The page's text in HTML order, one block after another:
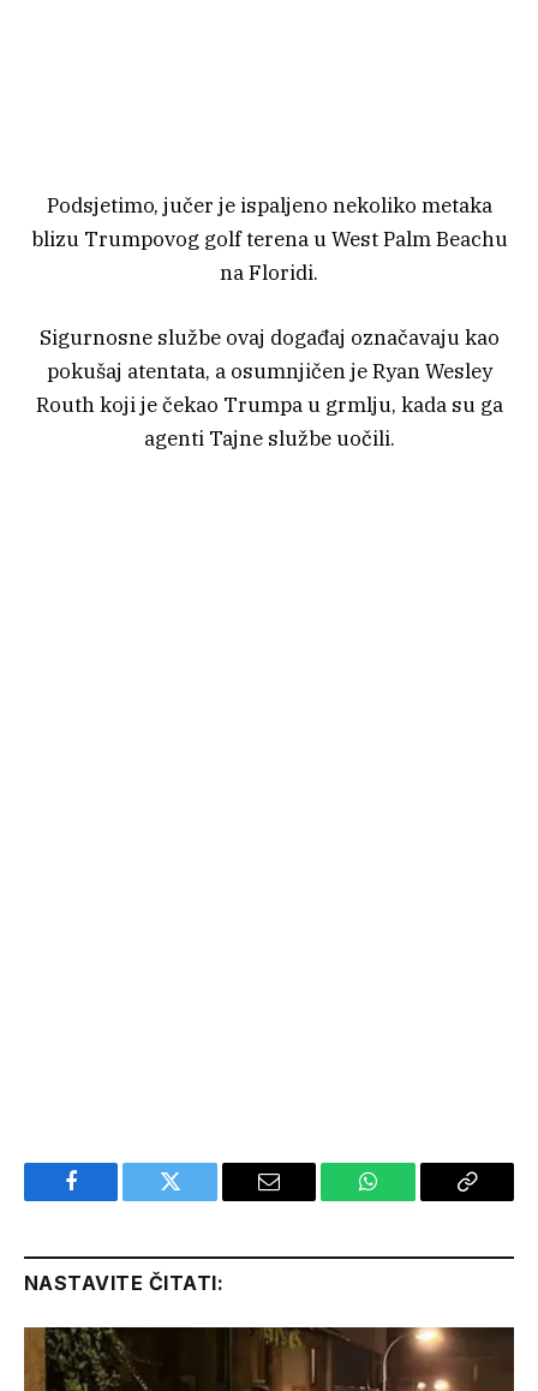
Podsjetimo, jučer je ispaljeno nekoliko metaka
blizu Trumpovog golf terena u West Palm Beachu
na Floridi.
Sigurnosne službe ovaj događaj označavaju kao
pokušaj atentata, a osumnjičen je Ryan Wesley
Routh koji je čekao Trumpa u grmlju, kada su ga
agenti Tajne službe uočili.
Facebook Twitter Email WhatsApp Copy
NASTAVITE ČITATI: